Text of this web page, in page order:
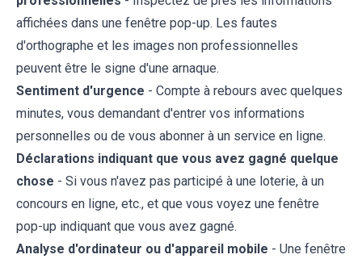
affichées dans une fenêtre pop-up. Les fautes
d'orthographe et les images non professionnelles
peuvent être le signe d'une arnaque.
Sentiment d'urgence - Compte à rebours avec quelques
minutes, vous demandant d'entrer vos informations
personnelles ou de vous abonner à un service en ligne.
Déclarations indiquant que vous avez gagné quelque
chose - Si vous n'avez pas participé à une loterie, à un
concours en ligne, etc., et que vous voyez une fenêtre
pop-up indiquant que vous avez gagné.
Analyse d'ordinateur ou d'appareil mobile - Une fenêtre